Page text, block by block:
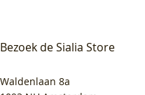
Bezoek de Sialia Store
Waldenlaan 8a